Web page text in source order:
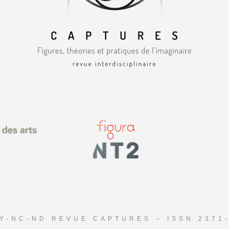
NC-ND REVUE CAPTURES – ISSN